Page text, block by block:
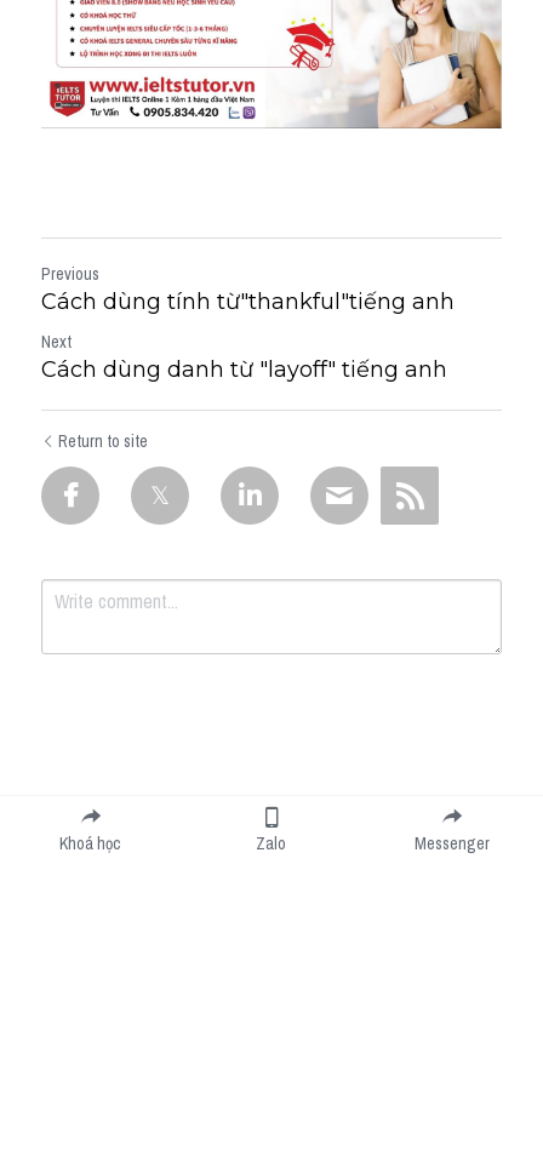
Previous
Cách dùng tính từ"thankful"tiếng anh
Next
Cách dùng danh từ "layoff" tiếng anh
Return to site
Submit
Khoá học Zalo Messenger